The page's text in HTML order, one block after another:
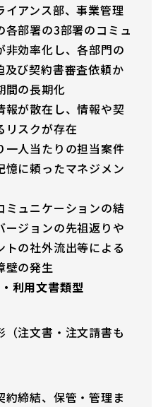
イアンス部、事業管理
各部署の3部署のコミュ
非効率化し、各部門の
及び契約書審査依頼か
間の長期化
報が散在し、情報や契
リスクが存在
一人当たりの担当案件
憶に頼ったマネジメン
ミュニケーションの結
ージョンの先祖返りや
トの社外流出等による
壁の発生
利用文書類型
（注文書・注文請書も
約締結、保管・管理ま